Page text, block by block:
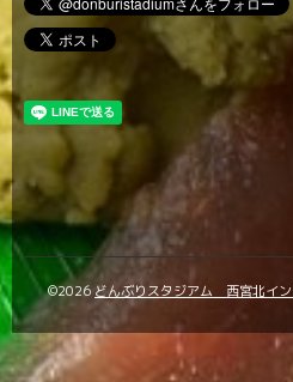
©2026 どんぶりスタジアム 西宮北イ